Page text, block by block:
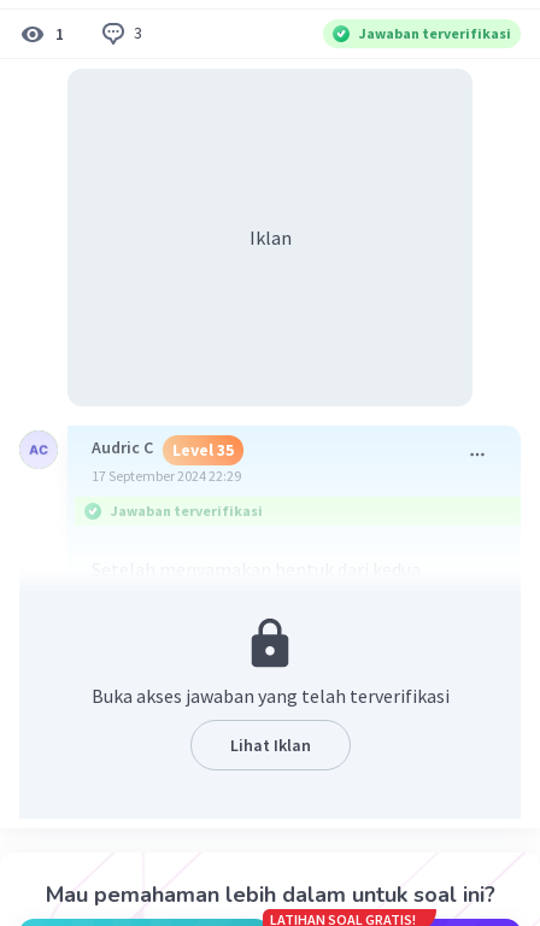
1 3 Jawaban terverifikasi
Iklan
Audric C Level 35
17 September 2024 22:29
Jawaban terverifikasi
b. 2,21
Buka akses jawaban yang telah terverifikasi
Lihat Iklan
Mau pemahaman lebih dalam untuk soal ini?
LATIHAN SOAL GRATIS!